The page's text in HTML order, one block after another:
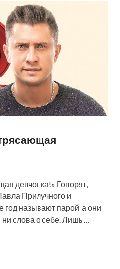
девчонка!» Говорят,
Прилучного и
год называют парой, а они
ни слова о себе. Лишь …